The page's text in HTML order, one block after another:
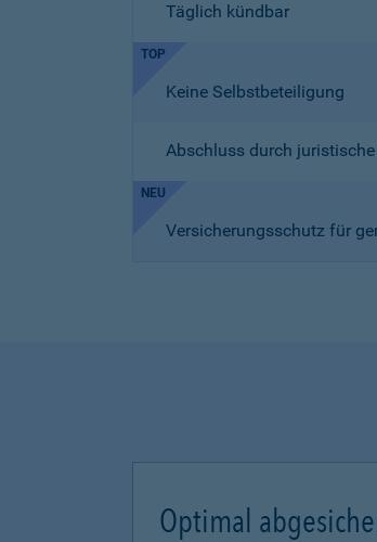
Täglich kündbar
TOP
Keine Selbstbeteiligung
Abschluss durch
NEU
Versicherungsschutz für
Optimal